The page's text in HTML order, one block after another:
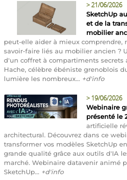
>21/06/2026
SketchUp
et de la
mobilier
peut-elle aider à mieux comprendre,
savoir-faire liés au mobilier ancien ?
d'un coffret à compartiments secrets
Hache, célèbre ébéniste grenoblois
lumière les nombreux... +d'info
> 19/06/2026
Webinaire
présenté le
artificielle
architectural. Découvrez dans ce
transformer vos modèles SketchUp
grande qualité grâce aux outils d'IA
marché. Webinaire datavenir animé
SketchUp... +d'info